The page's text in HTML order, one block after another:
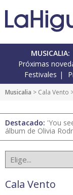
MUSICALIA:
Próximas
Festivales
Musicalia > Cala Vento
Destacado: 'You
álbum de Olivia
Cala Vento